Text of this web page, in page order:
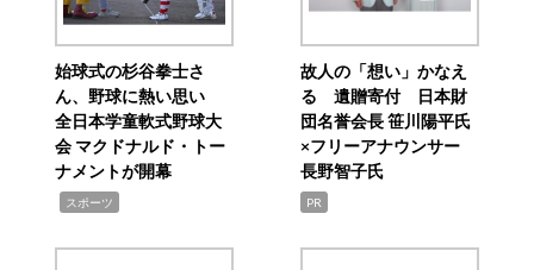
始球式の杉谷拳士さ
ん、野球に熱い思い
全日本学童軟式野球大
会 マクドナルド・トー
ナメントが開幕
スポーツ
故人の「想い」かなえ
る 遺贈寄付 日本財
団名誉会長 笹川陽平氏
×フリーアナウンサー
長野智子氏
PR